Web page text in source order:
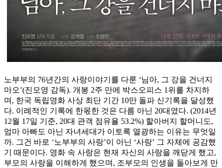
노부부의 76년간의 사랑이야기를 다룬 ‘님아, 그 강을 건너지
마오’(진모영 감독). 개봉 2주 만에 박스오피스 1위를 차지하
며, 한국 독립영화 사상 최단 기간 10만 돌파 신기록을 달성했
다. 이례적인 기록에 한몫한 것은 다름 아닌 20대였다. (2014년
12월 17일 기준, 20대 관객 점유율 53.2%) 할아버지 할머니도,
엄마 아빠도 아닌 자녀세대가 이토록 열광하는 이유는 무엇일
까. 그건 바로 ‘노부부의 사랑’이 아닌 ‘사랑’ 그 자체에 공감했
기 때문이다. 영화 속 사랑은 현재 자신의 사랑을 깨닫게 했고,
부모의 사랑을 이해하게 했으며, 조부모의 인생을 돌아보게 만